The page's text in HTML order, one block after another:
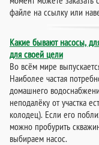
файле на ссылку или
Какие бывают насосы,
для своей цели
Во всём мире
Наиболее частая
домашнего
неподалёку от участка
колодец). Если его
можно пробурить
выбираем насос.